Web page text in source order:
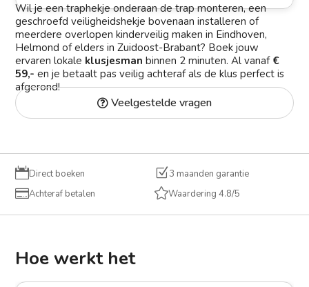
Wil je een traphekje onderaan de trap monteren, een
geschroefd veiligheidshekje bovenaan installeren of
meerdere overlopen kinderveilig maken in Eindhoven,
Helmond of elders in Zuidoost-Brabant? Boek jouw
ervaren lokale klusjesman binnen 2 minuten. Al vanaf €
59,- en je betaalt pas veilig achteraf als de klus perfect is
afgerond!
Veelgestelde vragen
Direct boeken Z3 maanden garantie
Achteraf betalen Waardering 4.8/5
Hoe werkt het